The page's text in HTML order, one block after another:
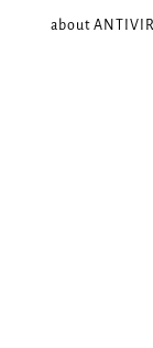
about